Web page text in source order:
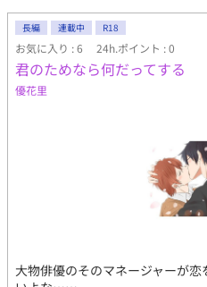
長編 連載中 R18
お気に入り : 6 24h.ポイント : 0
君のためなら何だってする
優花里
大物俳優のそのマネージャーが